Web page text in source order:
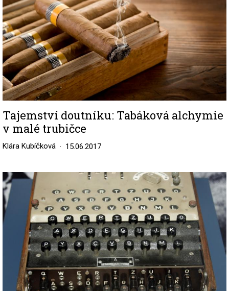
Tajemství doutníku: Tabáková alchymie
v malé trubičce
Klára Kubíčková 15.06.2017
Image